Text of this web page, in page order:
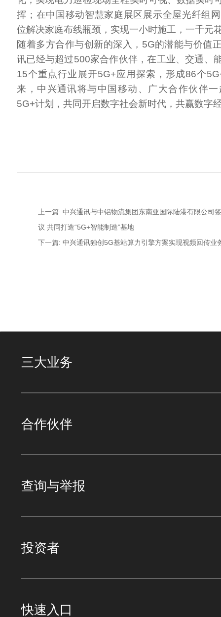
挥；在中国移动智慧家庭展区展示全屋光纤组
位解决家庭布线瓶颈，实现一小时施工，一千元
随着多方合作与创新的深入，5G的潜能与价值
讯已经与超过500家合作伙伴，在工业、交通、
15个重点行业展开5G+应用探索，形成86个
来，中兴通讯将与中国移动、广大合作伙伴
5G+计划，共同开启数字社会新时代，共赢数字
上一篇: 中兴通讯与中铝物流集团东南亚国际陆港有限公司
议 共同打造“5G+智能制造”基地
下一篇: 中兴通讯独创5G基站算力引擎方案实现视频回传业
三大业务
合作伙伴
查询与举报
投资者
快速入口